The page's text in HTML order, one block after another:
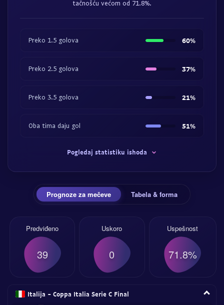
tačnošću većom od 71.8%.
Preko 1.5 golova 60%
Preko 2.5 golova 37%
Preko 3.5 golova 21%
Oba tima daju gol 51%
Pogledaj statistiku ishoda
Prognoze za mečeve Tabela & forma
Predviđeno
39
Uskoro
0
Uspešnost
71.8%
Italija - Coppa Italia Serie C Final